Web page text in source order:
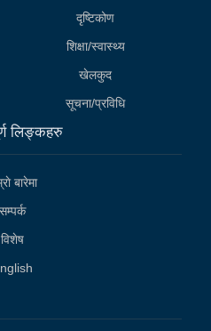
दृष्टिकोण
शिक्षा/स्वास्थ्य
खेलकुद
सूचना/प्रविधि
लिङ्कहरु
बारेमा
सम्पर्क
विशेष